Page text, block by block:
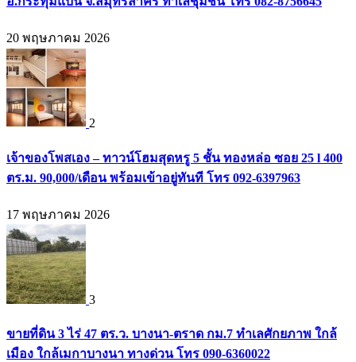
20 พฤษภาคม 2026
2
เจ้าของโพสเอง – ทาวน์โฮมสุดหรู 5 ชั้น ทองหล่อ ซอย 25 l 400
ตร.ม. 90,000/เดือน พร้อมเข้าอยู่ทันที โทร 092-6397963
17 พฤษภาคม 2026
3
ขายที่ดิน 3 ไร่ 47 ตร.ว. บางนา-ตราด กม.7 ทำเลศักยภาพ ใกล้
เมือง ใกล้เมกาบางนา ทางด่วน โทร 090-6360022